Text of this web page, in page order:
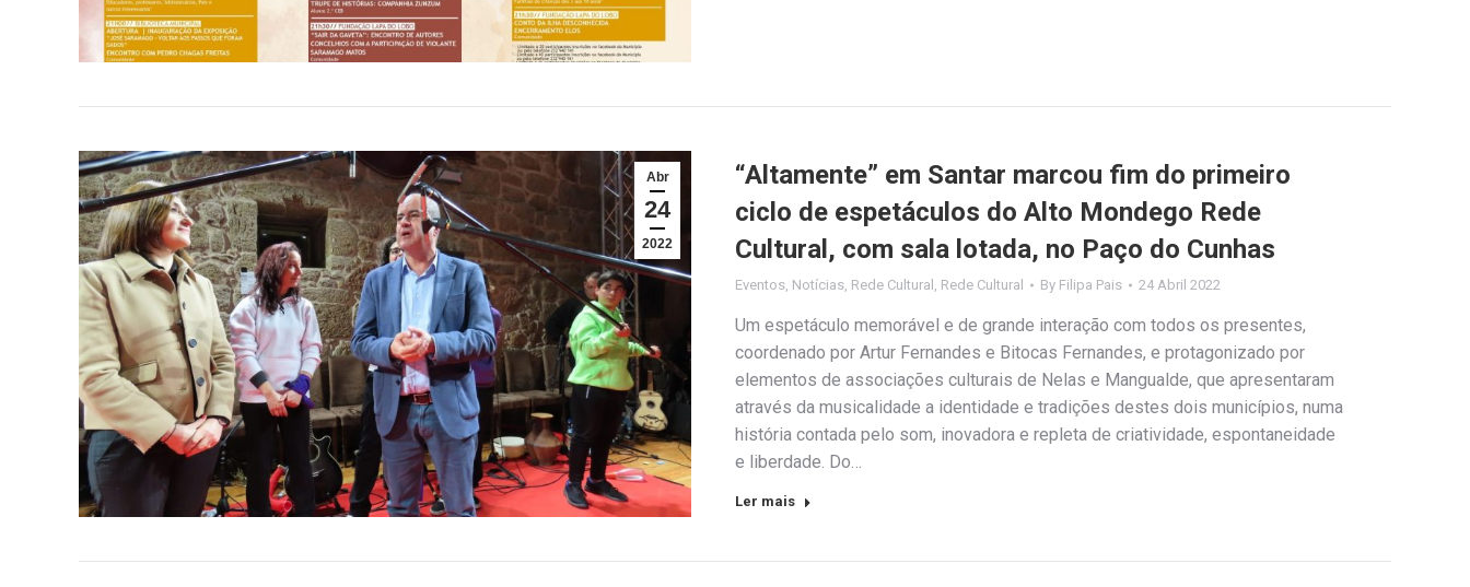
Abr
24
2022
“Altamente” em Santar marcou fim do primeiro
ciclo de espetáculos do Alto Mondego Rede
Cultural, com sala lotada, no Paço do Cunhas
Eventos Notícias Rede Cultural Rede Cultural By Filipa Pais 24 Abril 2022
Um espetáculo memorável e de grande interação com todos os presentes,
coordenado por Artur Fernandes e Bitocas Fernandes, e protagonizado por
elementos de associações culturais de Nelas e Mangualde, que apresentaram
através da musicalidade a identidade e tradições destes dois municípios, numa
história contada pelo som, inovadora e repleta de criatividade, espontaneidade
e liberdade. Do…
Ler mais